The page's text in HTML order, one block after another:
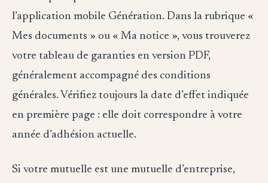
l’application mobile Génération. Dans la rubrique «
Mes documents » ou « Ma notice », vous trouverez
votre tableau de garanties en version PDF,
généralement accompagné des conditions
générales. Vérifiez toujours la date d’effet indiquée
en première page : elle doit correspondre à votre
année d’adhésion actuelle.
Si votre mutuelle est une mutuelle d’entreprise,